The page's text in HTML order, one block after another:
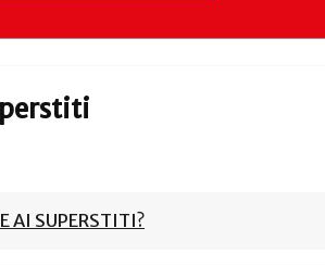
AI SUPERSTITI?